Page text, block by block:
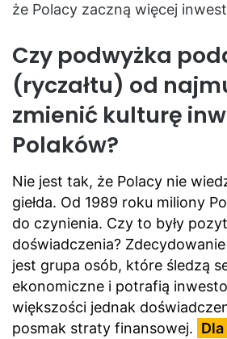
że Polacy zaczną więcej
Czy podwyżka
(ryczałtu) od
zmienić kulturę
Polaków?
Nie jest tak, że Polacy nie
giełda. Od 1989 roku miliony
do czynienia. Czy to były
doświadczenia?
jest grupa osób, które śledzą
ekonomiczne i potrafią
większości jednak
posmak straty finansowej.